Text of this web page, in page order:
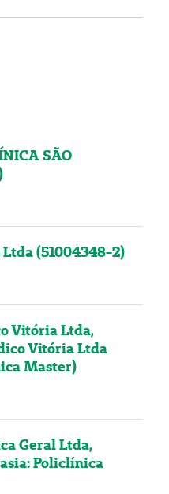
SÃO
(51004348-2)
Vitória Ltda,
Vitória Ltda
Master)
Geral Ltda,
Policlínica